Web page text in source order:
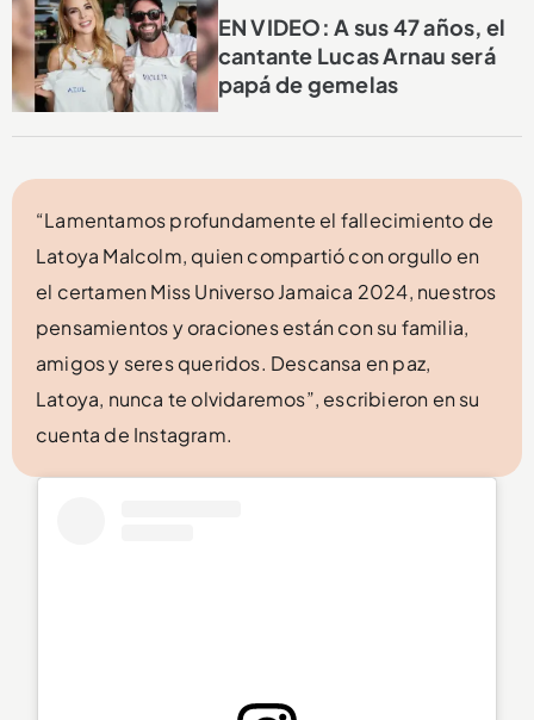
EN VIDEO: A sus 47 años, el
cantante Lucas Arnau será
papá de gemelas
“Lamentamos profundamente el fallecimiento de
Latoya Malcolm, quien compartió con orgullo en
el certamen Miss Universo Jamaica 2024, nuestros
pensamientos y oraciones están con su familia,
amigos y seres queridos. Descansa en paz,
Latoya, nunca te olvidaremos”, escribieron en su
cuenta de Instagram.